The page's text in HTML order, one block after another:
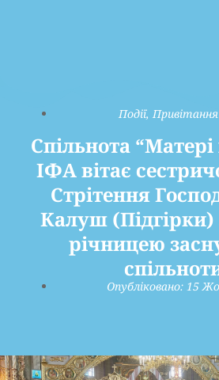
Події,
Спільнота
ІФА вітає
Стрітення
Калуш
річницею
Опубліковано:15